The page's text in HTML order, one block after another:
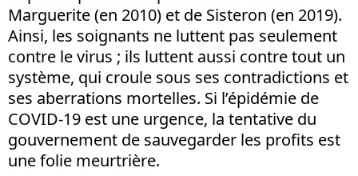
Marguerite (en 2010) et de Sisteron (en 2019).
Ainsi, les soignants ne luttent pas seulement
contre le virus ; ils luttent aussi contre tout un
système, qui croule sous ses contradictions et
ses aberrations mortelles. Si l’épidémie de
COVID-19 est une urgence, la tentative du
gouvernement de sauvegarder les profits est
une folie meurtrière.